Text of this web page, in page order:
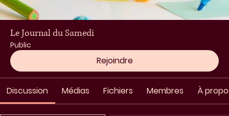
Le Journal du Samedi
Public
Rejoindre
Discussion Médias Fichiers Membres À